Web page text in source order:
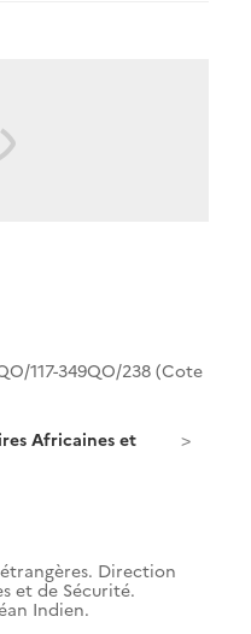
117-349QO/238 (Cote
Africaines et
Direction
et de Sécurité.
Indien.